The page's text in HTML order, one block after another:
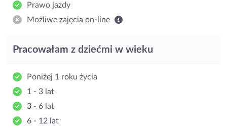
Prawo jazdy
Możliwe zajęcia on-line
Pracowałam z dziećmi w wieku
Poniżej 1 roku życia
1 - 3 lat
3 - 6 lat
6 - 12 lat